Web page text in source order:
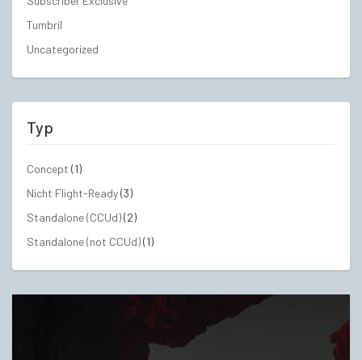
Tumbril
Uncategorized
Typ
Concept (1)
Nicht Flight-Ready(3)
Standalone (CCUd)(2)
Standalone (not CCUd)(1)